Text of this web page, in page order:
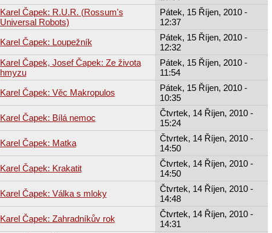
Karel Čapek: R.U.R. (Rossum's
Universal Robots)
Pátek, 15 Říjen, 2010 -
12:37
Karel Čapek: Loupežník
Pátek, 15 Říjen, 2010 -
12:32
Karel Čapek, Josef Čapek: Ze života
hmyzu
Pátek, 15 Říjen, 2010 -
11:54
Karel Čapek: Věc Makropulos
Pátek, 15 Říjen, 2010 -
10:35
Karel Čapek: Bílá nemoc
Čtvrtek, 14 Říjen, 2010 -
15:24
Karel Čapek: Matka
Čtvrtek, 14 Říjen, 2010 -
14:50
Karel Čapek: Krakatit
Čtvrtek, 14 Říjen, 2010 -
14:50
Karel Čapek: Válka s mloky
Čtvrtek, 14 Říjen, 2010 -
14:48
Karel Čapek: Zahradníkův rok
Čtvrtek, 14 Říjen, 2010 -
14:31